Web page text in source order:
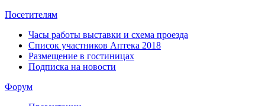
Посетителям
Часы работы выставки и схема проезда
Список участников Аптека 2018
Размещение в гостиницах
Подписка на новости
Форум